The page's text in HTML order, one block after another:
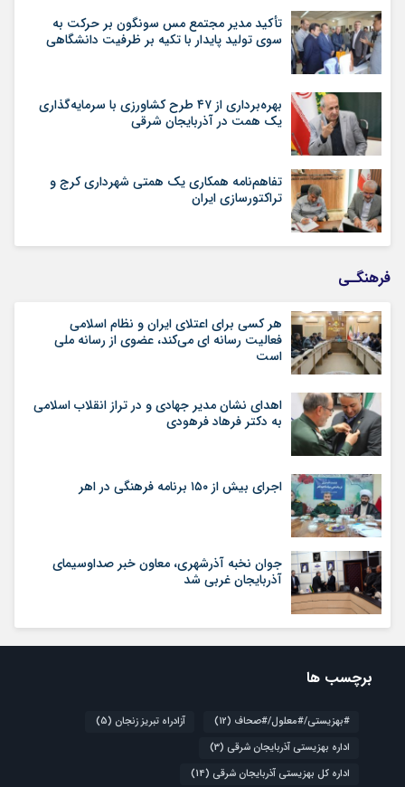
تأکید مدیر مجتمع مس سونگون بر حرکت به
سوی تولید پایدار با تکیه بر ظرفیت دانشگاهی
بهره‌برداری از ۴۷ طرح کشاورزی با سرمایه‌گذاری
یک همت در آذربایجان شرقی
تفاهم‌نامه همکاری یک همتی شهرداری کرج و
تراکتورسازی ایران
فرهنگـی
هر کسی برای اعتلای ایران و نظام اسلامی
فعالیت رسانه ای می‌کند، عضوی از رسانه ملی
است
اهدای نشان مدیر جهادی و در تراز انقلاب اسلامی
به دکتر فرهاد فرهودی
اجرای بیش از ۱۵۰ برنامه فرهنگی در اهر
جوان نخبه آذرشهری، معاون خبر صداوسیمای
آذربایجان غربی شد
برچسب ها
#بهزیستی/#معلول/#صحاف (12) آزادراه تبریز زنجان (5)
اداره بهزیستی آذربایجان شرقی (3)
اداره کل بهزیستی آذربایجان شرقی (14)